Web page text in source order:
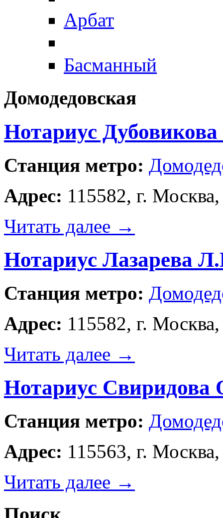
Арбат
Басманный
Домодедовская
Нотариус
Станция метро:
Адрес: 115582, г.
Читать далее →
Нотариус Лазарева
Станция метро:
Адрес: 115582, г.
Читать далее →
Нотариус Свиридова
Станция метро:
Адрес: 115563, г.
Читать далее →